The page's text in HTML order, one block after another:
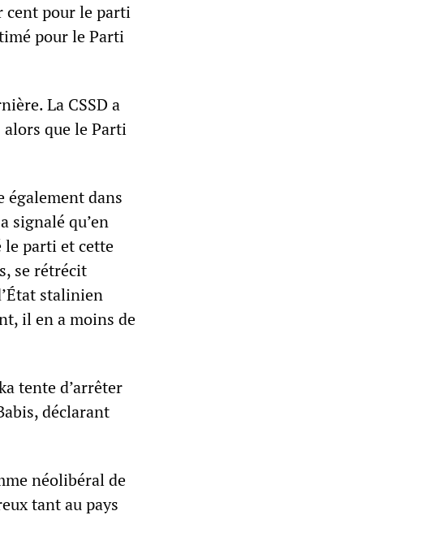
cent pour le parti
pour le Parti
La CSSD a
alors que le Parti
également dans
signalé qu’en
le parti et cette
se rétrécit
stalinien
il en a moins de
tente d’arrêter
déclarant
néolibéral de
tant au pays